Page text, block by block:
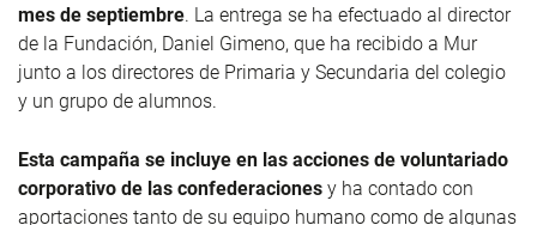
mes de septiembre. La entrega se ha efectuado al director
de la Fundación, Daniel Gimeno, que ha recibido a Mur
junto a los directores de Primaria y Secundaria del colegio
y un grupo de alumnos.
Esta campaña se incluye en las acciones de voluntariado
corporativo de las confederaciones y ha contado con
aportaciones tanto de su equipo humano como de algunas